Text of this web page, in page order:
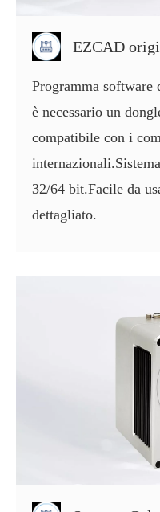
EZCAD
Programma
è necessario un
compatibile con i
32/64 bit.Facile da
dettagliato.